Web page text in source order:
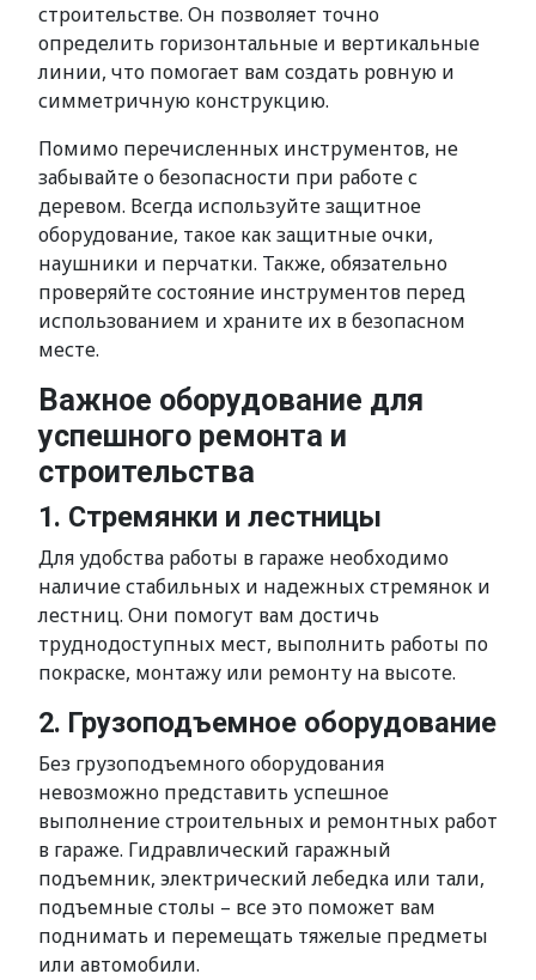
строительстве. Он позволяет точно
определить горизонтальные и вертикальные
линии, что помогает вам создать ровную и
симметричную конструкцию.
Помимо перечисленных инструментов, не
забывайте о безопасности при работе с
деревом. Всегда используйте защитное
оборудование, такое как защитные очки,
наушники и перчатки. Также, обязательно
проверяйте состояние инструментов перед
использованием и храните их в безопасном
месте.
Важное оборудование для
успешного ремонта и
строительства
1. Стремянки и лестницы
Для удобства работы в гараже необходимо
наличие стабильных и надежных стремянок и
лестниц. Они помогут вам достичь
труднодоступных мест, выполнить работы по
покраске, монтажу или ремонту на высоте.
2. Грузоподъемное оборудование
Без грузоподъемного оборудования
невозможно представить успешное
выполнение строительных и ремонтных работ
в гараже. Гидравлический гаражный
подъемник, электрический лебедка или тали,
подъемные столы – все это поможет вам
поднимать и перемещать тяжелые предметы
или автомобили.